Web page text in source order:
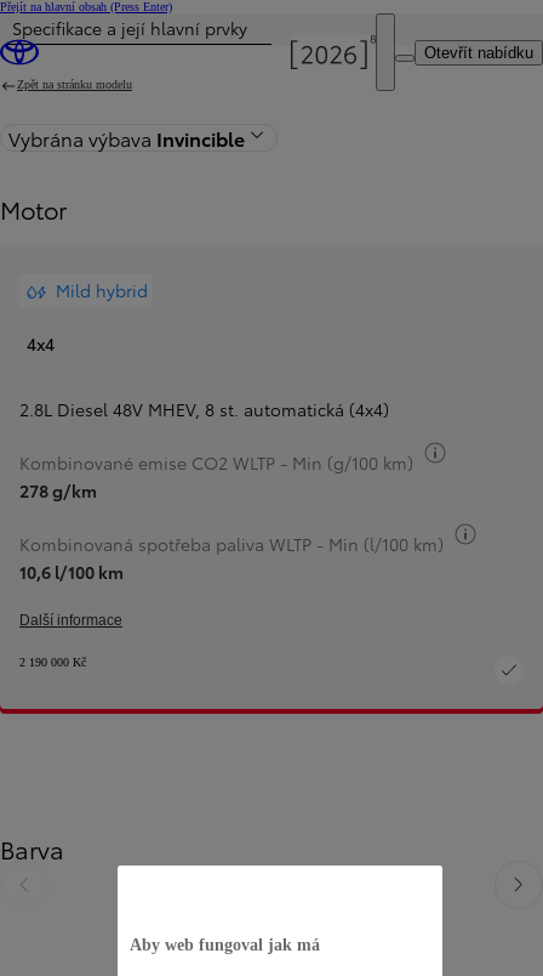
Přejít na hlavní obsah (Press Enter)
Otevřít nabídku
Byla aktualizována cena Cena vaší konfigurace činí 2 190 000 Kč
Specifikace a její hlavní prvky
Zpět na stránku modelu
Vybrána výbava Invincible
Motor
Mild hybrid
4x4
2.8L Diesel 48V MHEV, 8 st. automatická (4x4)
Kombinované emise CO2 WLTP - Min (g/100 km)
278 g/km
Kombinovaná spotřeba paliva WLTP - Min (l/100 km)
10,6 l/100 km
Další informace
2 190 000 Kč
Barva
Předchozí Další
Aby web fungoval jak má